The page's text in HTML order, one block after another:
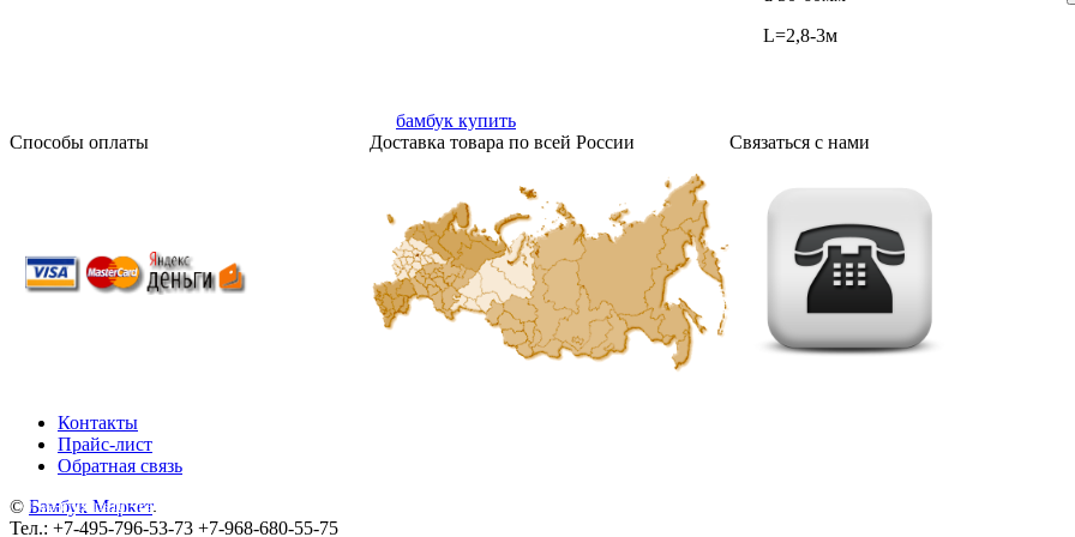
L=2,8-3м
бамбук купить
Способы оплаты
Доставка товара по всей России Связаться с нами
Контакты
Прайс-лист
Обратная связь
©wa-plugins.ru - Разработка сайта
© Бамбук Маркет.
Тел.: +7-495-796-53-73 +7-968-680-55-75